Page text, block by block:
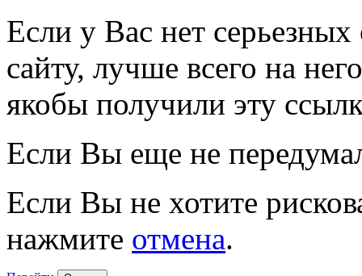
Если у Вас нет
сайту, лучше всего на
якобы получили эту
Если Вы еще не
Если Вы не хотите
нажмите отмена.